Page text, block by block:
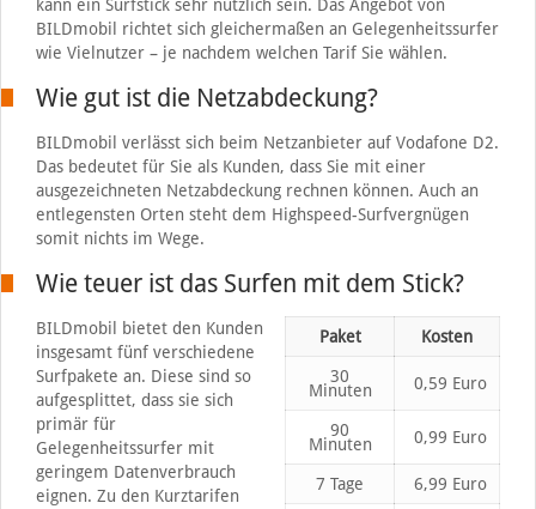
kann ein Surfstick sehr nützlich sein. Das Angebot von
BILDmobil richtet sich gleichermaßen an Gelegenheitssurfer
wie Vielnutzer – je nachdem welchen Tarif Sie wählen.
Wie gut ist die Netzabdeckung?
BILDmobil verlässt sich beim Netzanbieter auf Vodafone D2.
Das bedeutet für Sie als Kunden, dass Sie mit einer
ausgezeichneten Netzabdeckung rechnen können. Auch an
entlegensten Orten steht dem Highspeed-Surfvergnügen
somit nichts im Wege.
Wie teuer ist das Surfen mit dem Stick?
Paket Kosten
30
Minuten 0,59 Euro
90
Minuten 0,99 Euro
7 Tage 6,99 Euro
BILDmobil bietet den Kunden
insgesamt fünf verschiedene
Surfpakete an. Diese sind so
aufgesplittet, dass sie sich
primär für
Gelegenheitssurfer mit
geringem Datenverbrauch
eignen. Zu den Kurztarifen